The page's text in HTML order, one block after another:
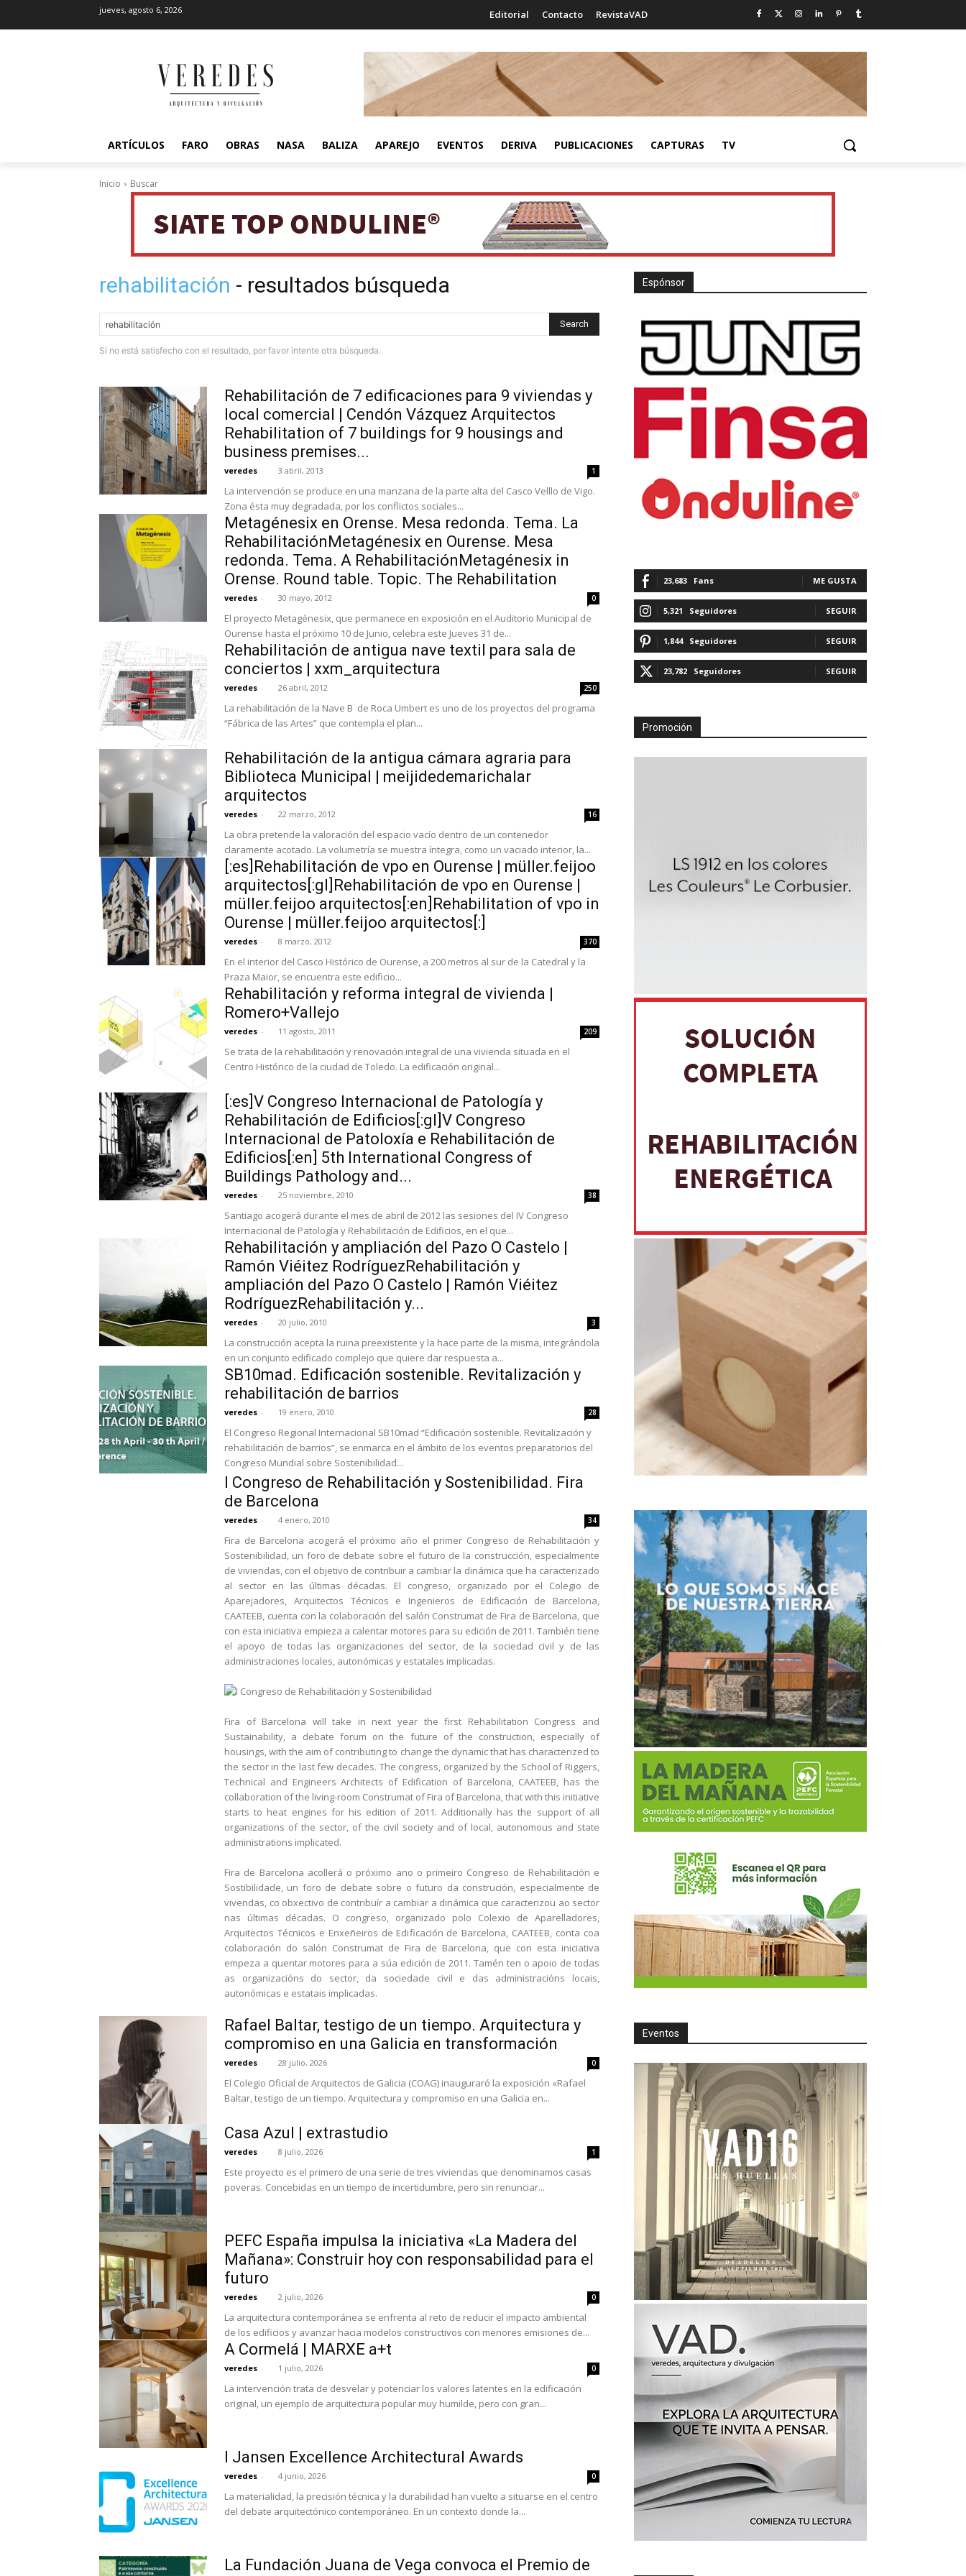
jueves, agosto 6, 2026 Editorial Contacto RevistaVAD
ARTÍCULOS FARO OBRAS NASA BALIZA APAREJO EVENTOS DERIVA PUBLICACIONES CAPTURAS TV
Inicio Buscar
rehabilitación - resultados búsqueda
Search
Si no está satisfecho con el resultado, por favor intente otra búsqueda.
Rehabilitación de 7 edificaciones para 9 viviendas y
local comercial | Cendón Vázquez Arquitectos
Rehabilitation of 7 buildings for 9 housings and
business premises...
veredes - 3 abril, 2013 1
La intervención se produce en una manzana de la parte alta del Casco Velllo de Vigo.
Zona ésta muy degradada, por los conflictos sociales...
Metagénesix en Orense. Mesa redonda. Tema. La
RehabilitaciónMetagénesix en Ourense. Mesa
redonda. Tema. A RehabilitaciónMetagénesix in
Orense. Round table. Topic. The Rehabilitation
veredes - 30 mayo, 2012 0
El proyecto Metagénesix, que permanece en exposición en el Auditorio Municipal de
Ourense hasta el próximo 10 de Junio, celebra este Jueves 31 de...
Rehabilitación de antigua nave textil para sala de
conciertos | xxm_arquitectura
veredes - 26 abril, 2012 250
La rehabilitación de la Nave B de Roca Umbert es uno de los proyectos del programa
“Fábrica de las Artes” que contempla el plan...
Rehabilitación de la antigua cámara agraria para
Biblioteca Municipal | meijidedemarichalar
arquitectos
veredes - 22 marzo, 2012 16
La obra pretende la valoración del espacio vacío dentro de un contenedor
claramente acotado. La volumetría se muestra íntegra, como un vaciado interior, la...
[:es]Rehabilitación de vpo en Ourense | müller.feijoo
arquitectos[:gl]Rehabilitación de vpo en Ourense |
müller.feijoo arquitectos[:en]Rehabilitation of vpo in
Ourense | müller.feijoo arquitectos[:]
veredes - 8 marzo, 2012 370
En el interior del Casco Histórico de Ourense, a 200 metros al sur de la Catedral y la
Praza Maior, se encuentra este edificio...
Rehabilitación y reforma integral de vivienda |
Romero+Vallejo
veredes - 11 agosto, 2011 209
Se trata de la rehabilitación y renovación integral de una vivienda situada en el
Centro Histórico de la ciudad de Toledo. La edificación original...
[:es]V Congreso Internacional de Patología y
Rehabilitación de Edificios[:gl]V Congreso
Internacional de Patoloxía e Rehabilitación de
Edificios[:en] 5th International Congress of
Buildings Pathology and...
veredes - 25 noviembre, 2010 38
Santiago acogerá durante el mes de abril de 2012 las sesiones del IV Congreso
Internacional de Patología y Rehabilitación de Edificios, en el que...
Rehabilitación y ampliación del Pazo O Castelo |
Ramón Viéitez RodríguezRehabilitación y
ampliación del Pazo O Castelo | Ramón Viéitez
RodríguezRehabilitación y...
veredes - 20 julio, 2010 3
La construcción acepta la ruina preexistente y la hace parte de la misma, integrándola
en un conjunto edificado complejo que quiere dar respuesta a...
SB10mad. Edificación sostenible. Revitalización y
rehabilitación de barrios
veredes - 19 enero, 2010 28
El Congreso Regional Internacional SB10mad “Edificación sostenible. Revitalización y
rehabilitación de barrios”, se enmarca en el ámbito de los eventos preparatorios del
Congreso Mundial sobre Sostenibilidad...
I Congreso de Rehabilitación y Sostenibilidad. Fira
de Barcelona
veredes - 4 enero, 2010 34
Fira de Barcelona acogerá el próximo año el primer Congreso de Rehabilitación y
Sostenibilidad, un foro de debate sobre el futuro de la construcción, especialmente
de viviendas, con el objetivo de contribuir a cambiar la dinámica que ha caracterizado
al sector en las últimas décadas. El congreso, organizado por el Colegio de
Aparejadores, Arquitectos Técnicos e Ingenieros de Edificación de Barcelona,
CAATEEB, cuenta con la colaboración del salón Construmat de Fira de Barcelona, que
con esta iniciativa empieza a calentar motores para su edición de 2011. También tiene
el apoyo de todas las organizaciones del sector, de la sociedad civil y de las
administraciones locales, autonómicas y estatales implicadas.
Fira of Barcelona will take in next year the first Rehabilitation Congress and
Sustainability, a debate forum on the future of the construction, especially of
housings, with the aim of contributing to change the dynamic that has characterized to
the sector in the last few decades. The congress, organized by the School of Riggers,
Technical and Engineers Architects of Edification of Barcelona, CAATEEB, has the
collaboration of the living-room Construmat of Fira of Barcelona, that with this initiative
starts to heat engines for his edition of 2011. Additionally has the support of all
organizations of the sector, of the civil society and of local, autonomous and state
administrations implicated.
Fira de Barcelona acollerá o próximo ano o primeiro Congreso de Rehabilitación e
Sostibilidade, un foro de debate sobre o futuro da construción, especialmente de
vivendas, co obxectivo de contribuír a cambiar a dinámica que caracterizou ao sector
nas últimas décadas. O congreso, organizado polo Colexio de Aparelladores,
Arquitectos Técnicos e Enxeñeiros de Edificación de Barcelona, CAATEEB, conta coa
colaboración do salón Construmat de Fira de Barcelona, que con esta iniciativa
empeza a quentar motores para a súa edición de 2011. Tamén ten o apoio de todas
as organizacións do sector, da sociedade civil e das administracións locais,
autonómicas e estatais implicadas.
Rafael Baltar, testigo de un tiempo. Arquitectura y
compromiso en una Galicia en transformación
veredes - 28 julio, 2026 0
El Colegio Oficial de Arquitectos de Galicia (COAG) inauguraró la exposición «Rafael
Baltar, testigo de un tiempo. Arquitectura y compromiso en una Galicia en...
Casa Azul | extrastudio
veredes - 8 julio, 2026 1
Este proyecto es el primero de una serie de tres viviendas que denominamos casas
poveras. Concebidas en un tiempo de incertidumbre, pero sin renunciar...
PEFC España impulsa la iniciativa «La Madera del
Mañana»: Construir hoy con responsabilidad para el
futuro
veredes - 2 julio, 2026 0
La arquitectura contemporánea se enfrenta al reto de reducir el impacto ambiental
de los edificios y avanzar hacia modelos constructivos con menores emisiones de...
A Cormelá | MARXE a+t
veredes - 1 julio, 2026 0
La intervención trata de desvelar y potenciar los valores latentes en la edificación
original, un ejemplo de arquitectura popular muy humilde, pero con gran...
I Jansen Excellence Architectural Awards
veredes - 4 junio, 2026 0
La materialidad, la precisión técnica y la durabilidad han vuelto a situarse en el centro
del debate arquitectónico contemporáneo. En un contexto donde la...
La Fundación Juana de Vega convoca el Premio de
Espónsor
23,683 Fans ME GUSTA
5,321 Seguidores SEGUIR
1,844 Seguidores SEGUIR
23,782 Seguidores SEGUIR
Promoción
Eventos